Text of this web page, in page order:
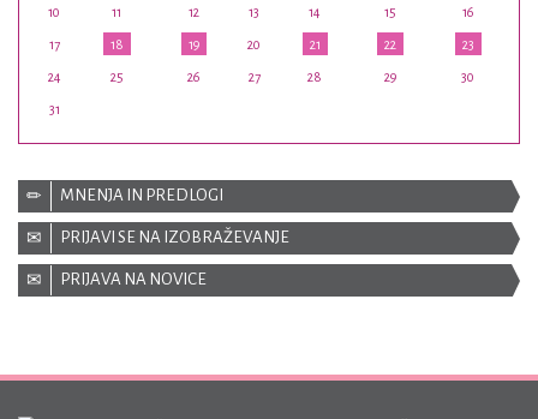
10 11 12 13 14 15 16
17 18 19 20 21 22 23
24 25 26 27 28 29 30
31
MNENJA IN PREDLOGI
PRIJAVI SE NA IZOBRAŽEVANJE
PRIJAVA NA NOVICE